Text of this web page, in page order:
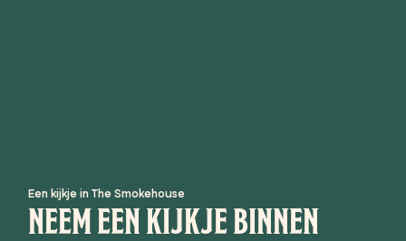
Een kijkje in The Smokehouse
NEEM EEN KIJKJE BINNEN